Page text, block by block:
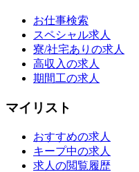
お仕事検索
スペシャル求人
寮/社宅ありの求人
高収入の求人
期間工の求人
マイリスト
おすすめの求人
キープ中の求人
求人の閲覧履歴